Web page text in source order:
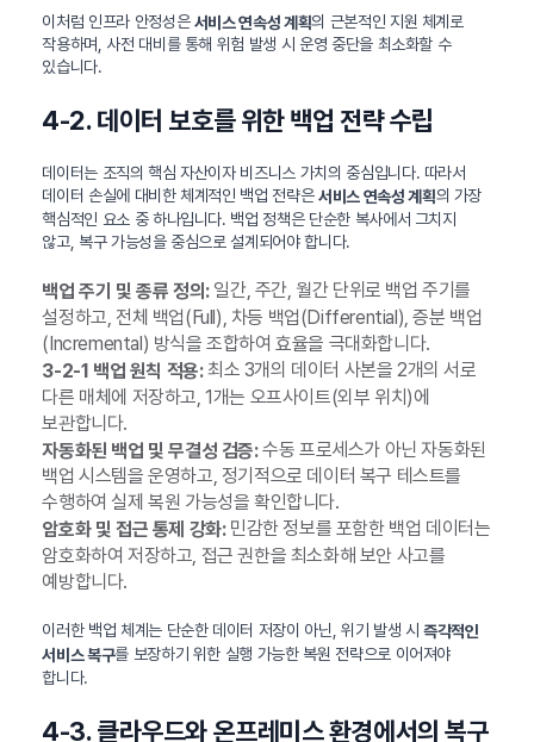
이처럼 인프라 안정성은서비스 연속성 계획의 근본적인 지원 체계로
작용하며, 사전 대비를 통해 위험 발생 시 운영 중단을 최소화할 수
있습니다.
4-2. 데이터 보호를 위한 백업 전략 수립
데이터는 조직의 핵심 자산이자 비즈니스 가치의 중심입니다. 따라서
데이터 손실에 대비한 체계적인 백업 전략은서비스 연속성 계획의 가장
핵심적인 요소 중 하나입니다. 백업 정책은 단순한 복사에서 그치지
않고, 복구 가능성을 중심으로 설계되어야 합니다.
백업 주기 및 종류 정의:일간, 주간, 월간 단위로 백업 주기를
설정하고, 전체 백업(Full), 차등 백업(Differential), 증분 백업
(Incremental) 방식을 조합하여 효율을 극대화합니다.
3-2-1 백업 원칙 적용:최소 3개의 데이터 사본을 2개의 서로
다른 매체에 저장하고, 1개는 오프사이트(외부 위치)에
보관합니다.
자동화된 백업 및 무결성 검증:수동 프로세스가 아닌 자동화된
백업 시스템을 운영하고, 정기적으로 데이터 복구 테스트를
수행하여 실제 복원 가능성을 확인합니다.
암호화 및 접근 통제 강화:민감한 정보를 포함한 백업 데이터는
암호화하여 저장하고, 접근 권한을 최소화해 보안 사고를
예방합니다.
이러한 백업 체계는 단순한 데이터 저장이 아닌, 위기 발생 시즉각적인
서비스 복구를 보장하기 위한 실행 가능한 복원 전략으로 이어져야
합니다.
4-3. 클라우드와 온프레미스 환경에서의 복구